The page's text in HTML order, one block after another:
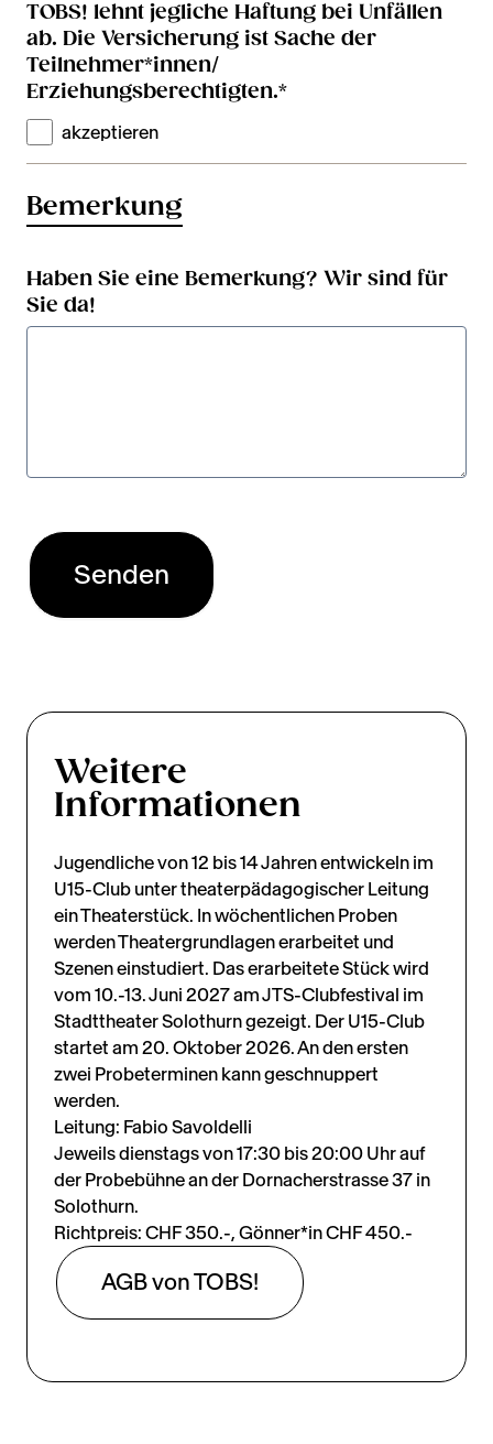
TOBS! lehnt jegliche Haftung bei Unfällen
ab. Die Versicherung ist Sache der
Teilnehmer*innen/
Erziehungsberechtigten.*
akzeptieren
Bemerkung
Haben Sie eine Bemerkung? Wir sind für
Sie da!
Weitere
Informationen
Jugendliche von 12 bis 14 Jahren entwickeln im
U15-Club unter theaterpädagogischer Leitung
ein Theaterstück. In wöchentlichen Proben
werden Theatergrundlagen erarbeitet und
Szenen einstudiert. Das erarbeitete Stück wird
vom 10.-13. Juni 2027 am JTS-Clubfestival im
Stadttheater Solothurn gezeigt. Der U15-Club
startet am 20. Oktober 2026. An den ersten
zwei Probeterminen kann geschnuppert
werden.
Leitung: Fabio Savoldelli
Jeweils dienstags von 17:30 bis 20:00 Uhr auf
der Probebühne an der Dornacherstrasse 37 in
Solothurn.
Richtpreis: CHF 350.-, Gönner*in CHF 450.-
AGB von TOBS!